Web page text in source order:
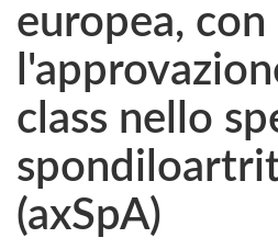
europea, con
class nello
(axSpA)